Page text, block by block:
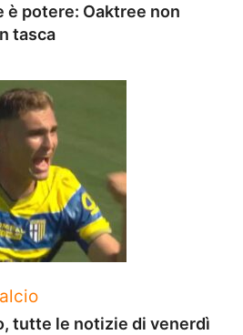
è potere: Oaktree non
tasca
tutte le notizie di venerdì